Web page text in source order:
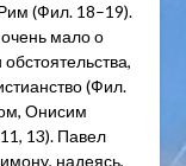
(Фил. 18–19).
мало о
(Фил.
Онисим
13). Павел
надеясь,